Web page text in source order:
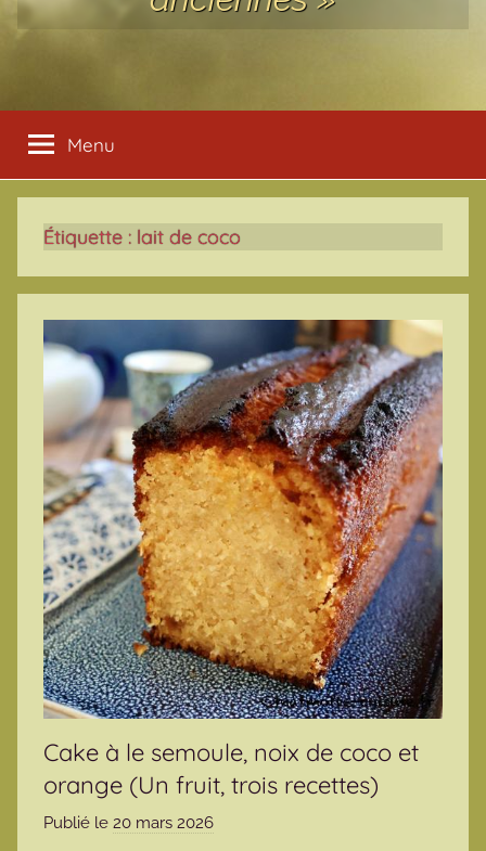
Menu
Étiquette : lait de coco
Cake à le semoule, noix de coco et
orange (Un fruit, trois recettes)
Publié le 20 mars 2026